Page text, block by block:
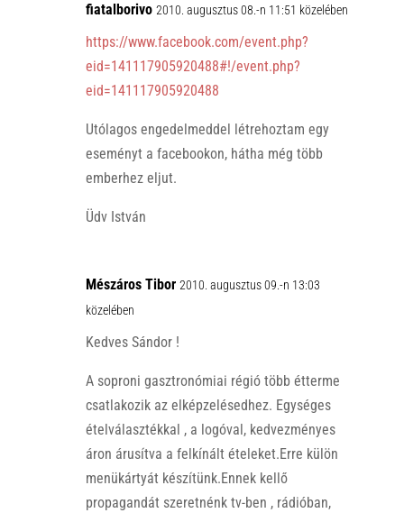
fiatalborivo 2010. augusztus 08.-n 11:51 közelében
https://www.facebook.com/event.php?
eid=141117905920488#!/event.php?
eid=141117905920488
Utólagos engedelmeddel létrehoztam egy
eseményt a facebookon, hátha még több
emberhez eljut.
Üdv István
Mészáros Tibor 2010. augusztus 09.-n 13:03
közelében
Kedves Sándor !
A soproni gasztronómiai régió több étterme
csatlakozik az elképzelésedhez. Egységes
ételválasztékkal , a logóval, kedvezményes
áron árusítva a felkínált ételeket.Erre külön
menükártyát készítünk.Ennek kellő
propagandát szeretnénk tv-ben , rádióban,